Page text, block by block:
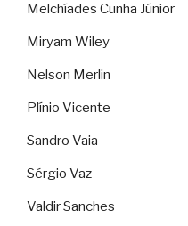
Melchíades Cunha Júnior
Miryam Wiley
Nelson Merlin
Plínio Vicente
Sandro Vaia
Sérgio Vaz
Valdir Sanches